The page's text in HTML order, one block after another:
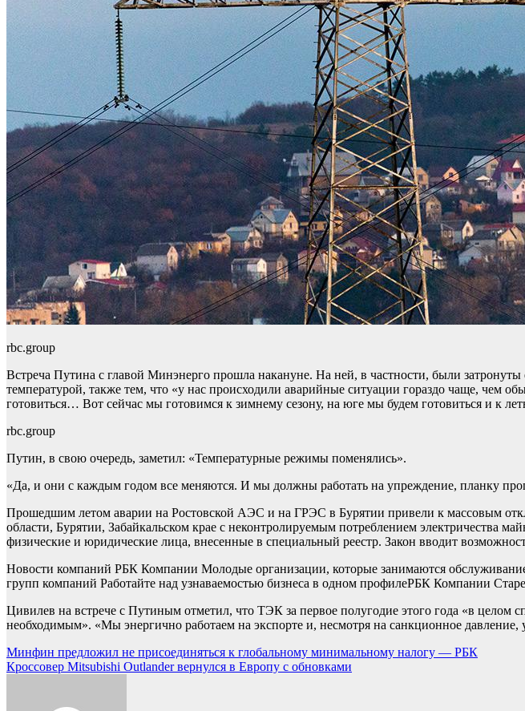
rbc.group
Встреча Путина с главой Минэнерго прошла накануне. На ней, в частности, были
температурой, также тем, что «у нас происходили аварийные ситуации гораздо чаще, чем
готовиться… Вот сейчас мы готовимся к зимнему сезону, на юге мы будем готовиться и к
rbc.group
Путин, в свою очередь, заметил: «Температурные режимы поменялись».
«Да, и они с каждым годом все меняются. И мы должны работать на упреждение, планку
Прошедшим летом аварии на Ростовской АЭС и на ГРЭС в Бурятии привели к массовым
области, Бурятии, Забайкальском крае с неконтролируемым потреблением электричества
физические и юридические лица, внесенные в специальный реестр. Закон вводит
Новости компаний РБК Компании Молодые организации, которые занимаются
групп компаний Работайте над узнаваемостью бизнеса в одном профилеРБК Компании
Цивилев на встрече с Путиным отметил, что ТЭК за первое полугодие этого года «в целом
необходимым». «Мы энергично работаем на экспорте и, несмотря на санкционное
Навигация
по
Минфин предложил не присоединяться к глобальному минимальному налогу — РБК
Кроссовер Mitsubishi Outlander вернулся в Европу с обновками